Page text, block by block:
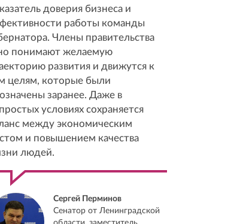
доверия бизнеса и
работы команды
Члены правительства
понимают желаемую
развития и движутся к
целям, которые были
заранее. Даже в
условиях сохраняется
между экономическим
и повышением качества
людей.
Сергей Перминов
Сенатор от Ленинградской